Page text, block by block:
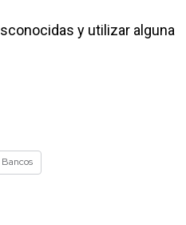
y utilizar alguna
Bancos